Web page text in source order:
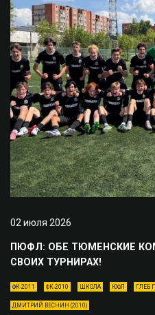
02 июля 2026
ПЮФЛ: ОБЕ ТЮМЕНСКИЕ
СВОИХ ТУРНИРАХ!
ФК-2011 ФК-2010 ШКОЛА ЮФЛ ГЛЕБ
ДМИТРИЙ ВЕСНИН (2010)